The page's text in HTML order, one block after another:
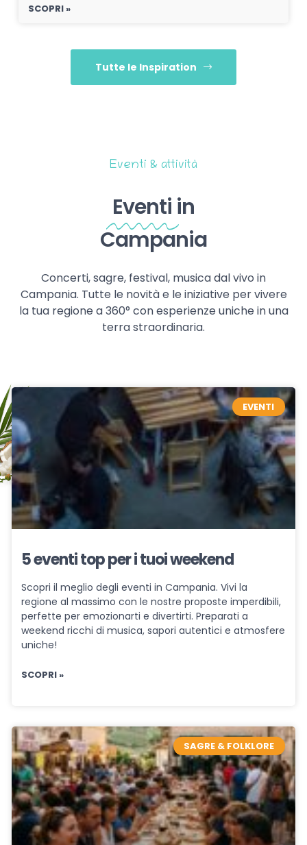
SCOPRI »
Tutte le Inspiration
Eventi & attività
Eventi in
Campania
Concerti, sagre, festival, musica dal vivo in
Campania. Tutte le novità e le iniziative per vivere
la tua regione a 360° con esperienze uniche in una
terra straordinaria.
EVENTI
5 eventi top per i tuoi weekend
Scopri il meglio degli eventi in Campania. Vivi la
regione al massimo con le nostre proposte imperdibili,
perfette per emozionarti e divertirti. Preparati a
weekend ricchi di musica, sapori autentici e atmosfere
uniche!
SCOPRI »
SAGRE & FOLKLORE